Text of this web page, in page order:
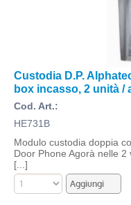
Custodia D.P.
box incasso, 2 unità /
Cod. Art.:
HE731B
Modulo custodia doppia
Door Phone Agorà nelle 2
[...]